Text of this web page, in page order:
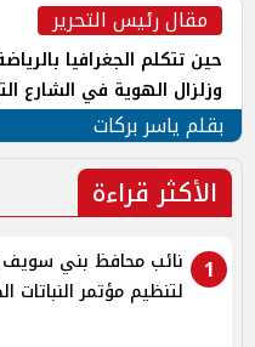
مقال رئيس التحرير
حين تتكلم الجغرافيا
وزلزال الهوية في الشارع
بقلم ياسر بركات
الأكثر قراءة
1
نائب محافظ بني سويف
لتنظيم مؤتمر النباتات